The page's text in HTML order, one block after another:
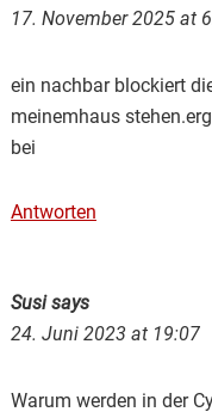
17. November 2025 at
ein nachbar blockiert
meinemhaus
bei
Antworten
Susisays
24. Juni 2023 at 19:07
Warum werden in der